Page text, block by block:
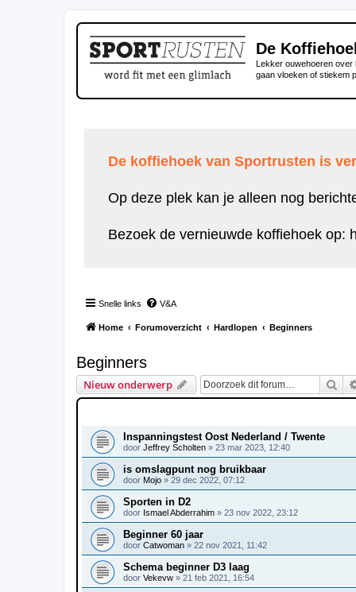
De
Lekker ouwehoeren over
gaan vloeken of stiekem
De koffiehoek van Sportrusten is
Op deze plek kan je alleen nog
Bezoek de vernieuwde koffiehoek op:
Snelle links V&A
Home Forumoverzicht Hardlopen Beginners
Beginners
Nieuw onderwerp
Inspanningstest Oost Nederland / Twente
door Jeffrey Scholten » 23 mar 2023, 12:40
is omslagpunt nog bruikbaar
door Mojo » 29 dec 2022, 07:12
Sporten in D2
door Ismael Abderrahim » 23 nov 2022, 23:12
Beginner 60 jaar
door Catwoman » 22 nov 2021, 11:42
Schema beginner D3 laag
door Vekevw » 21 feb 2021, 16:54